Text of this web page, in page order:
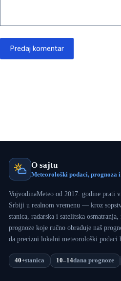
Predaj komentar
O sajtu
Meteorološki podaci, prognoza
VojvodinaMeteo od 2017. godine prati
Srbiji u realnom vremenu — kroz
stanica, radarska i satelitska
prognoze koje ručno obrađuje naš
da precizni lokalni meteorološki podaci
40+stanica 10–14dana prognoze